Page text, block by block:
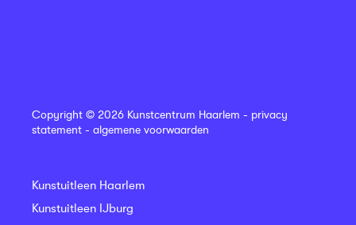
Copyright © 2026 Kunstcentrum Haarlem - privacy
statement - algemene voorwaarden
Kunstuitleen Haarlem
Kunstuitleen IJburg